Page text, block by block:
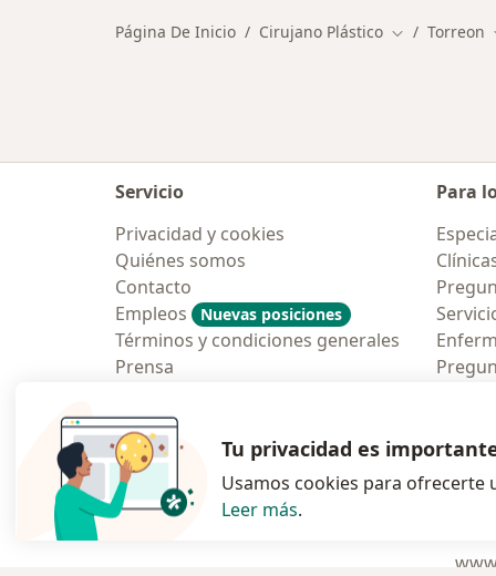
Página De Inicio Cirujano Plástico Cambiar de
Torreon
Servicio
Privacidad y cookies
Quiénes somos
Contacto
Empleos
Nuevas posiciones
Términos y condiciones generales
Prensa
Para
Polska
Tu privacidad es
Usamos cookies para ofrecerte
Leer más.